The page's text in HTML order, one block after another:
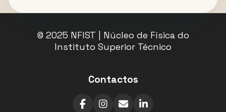
© 2025 NFIST | Núcleo de Física do
Instituto Superior Técnico
Contactos